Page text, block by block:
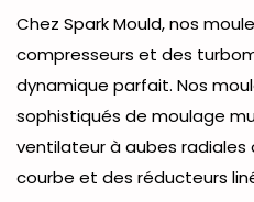
Chez Spark Mould, nos
compresseurs et des
dynamique parfait. Nos
sophistiqués de moulage
ventilateur à aubes
courbe et des réducteurs